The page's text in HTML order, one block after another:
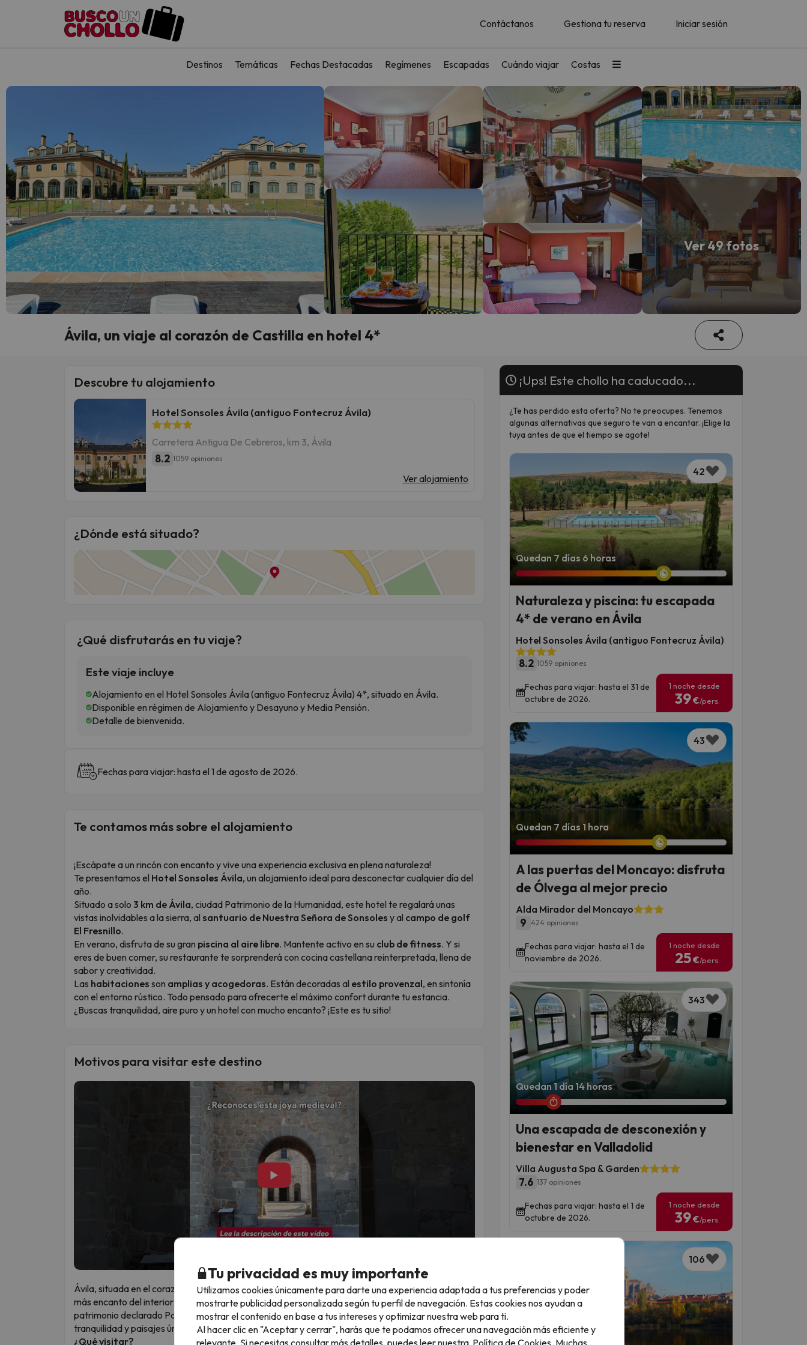
Contáctanos Gestiona tu reserva Iniciar sesión
Destinos Temáticas Fechas Destacadas Regímenes Escapadas Cuándo viajar Costas
Ver 49 fotos
Ávila, un viaje al corazón de Castilla en hotel 4*
Descubre tu alojamiento
Hotel Sonsoles Ávila (antiguo Fontecruz Ávila)
Carretera Antigua De Cebreros, km 3, Ávila
8.2 1059 opiniones
Ver alojamiento
¿Dónde está situado?
¿Qué disfrutarás en tu viaje?
Este viaje incluye
Alojamiento en el Hotel Sonsoles Ávila (antiguo Fontecruz Ávila) 4*, situado en Ávila.
Disponible en régimen de Alojamiento y Desayuno y Media Pensión.
Detalle de bienvenida.
Fechas para viajar: hasta el 1 de agosto de 2026.
Te contamos más sobre el alojamiento
¡Escápate a un rincón con encanto y vive una experiencia exclusiva en plena naturaleza!
Te presentamos el Hotel Sonsoles Ávila, un alojamiento ideal para desconectar cualquier día del
año.
Situado a solo 3 km de Ávila, ciudad Patrimonio de la Humanidad, este hotel te regalará unas
vistas inolvidables a la sierra, al santuario de Nuestra Señora de Sonsoles y al campo de golf
El Fresnillo.
En verano, disfruta de su gran piscina al aire libre. Mantente activo en su club de fitness. Y si
eres de buen comer, su restaurante te sorprenderá con cocina castellana reinterpretada, llena de
sabor y creatividad.
Las habitaciones son amplias y acogedoras. Están decoradas al estilo provenzal, en sintonía
con el entorno rústico. Todo pensado para ofrecerte el máximo confort durante tu estancia.
¿Buscas tranquilidad, aire puro y un hotel con mucho encanto? ¡Este es tu sitio!
Motivos para visitar este destino
▶
Ávila, situada en el corazón de Castilla y León, es una de las ciudades más impresionantes y con
más encanto del interior de España. Rodeada por imponentes murallas medievales y con un
patrimonio declarado Patrimonio de la Humanidad, enamora a quienes buscan historia,
tranquilidad y paisajes únicos.
¿Qué visitar?
¡Ups! Este chollo ha caducado...
¿Te has perdido esta oferta? No te preocupes. Tenemos
algunas alternativas que seguro te van a encantar. ¡Elige la
tuya antes de que el tiempo se agote!
42
Quedan 7 días 6 horas
Naturaleza y piscina: tu escapada
4* de verano en Ávila
Hotel Sonsoles Ávila (antiguo Fontecruz Ávila)
8.2 1059 opiniones
Fechas para viajar: hasta el 31 de
octubre de 2026.
1 noche desde
39€/pers.
43
Quedan 7 días 1 hora
A las puertas del Moncayo: disfruta
de Ólvega al mejor precio
Alda Mirador del Moncayo
9 424 opiniones
Fechas para viajar: hasta el 1 de
noviembre de 2026.
1 noche desde
25€/pers.
343
Quedan 1 día 14 horas
Una escapada de desconexión y
bienestar en Valladolid
Villa Augusta Spa & Garden
7.6 137 opiniones
Fechas para viajar: hasta el 1 de
octubre de 2026.
1 noche desde
39€/pers.
106
Tu privacidad es muy importante
Utilizamos cookies únicamente para darte una experiencia adaptada a tus preferencias y poder
mostrarte publicidad personalizada según tu perfil de navegación. Estas cookies nos ayudan a
mostrar el contenido en base a tus intereses y optimizar nuestra web para ti.
Al hacer clic en "Aceptar y cerrar", harás que te podamos ofrecer una navegación más eficiente y
relevante. Si necesitas consultar más detalles, puedes leer nuestra Política de Cookies. Muchas